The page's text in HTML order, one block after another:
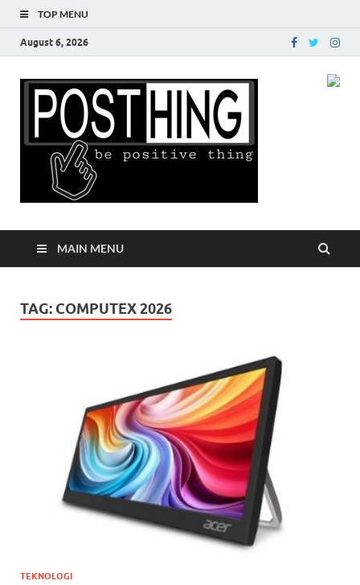
TOP MENU
August 6, 2026
MAIN MENU
TAG: COMPUTEX 2026
TEKNOLOGI